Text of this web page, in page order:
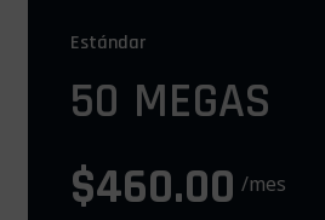
Estándar
50 MEGAS
$460.00 /mes